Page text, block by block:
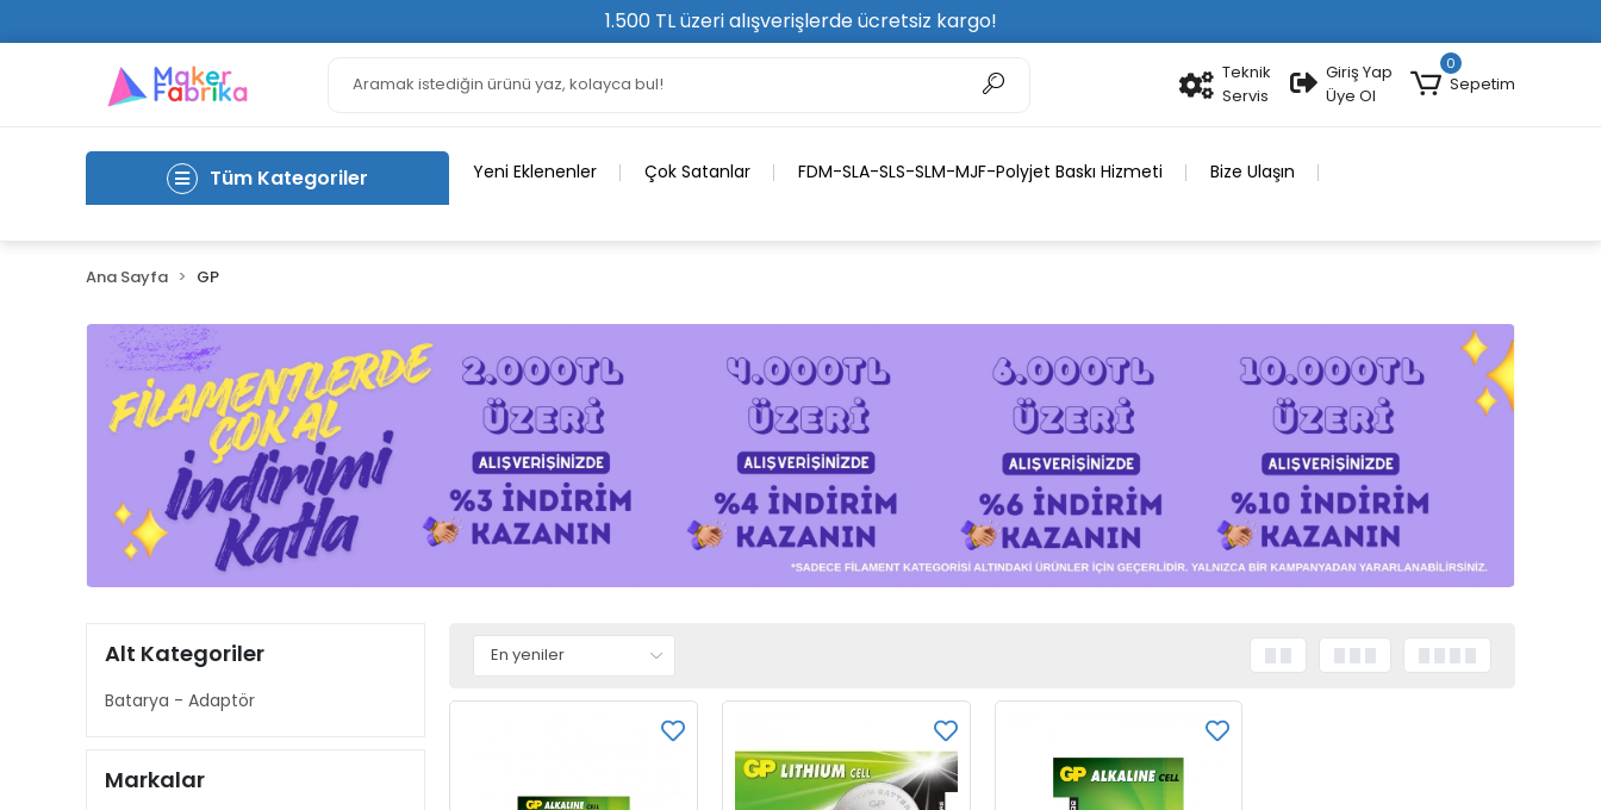
1.500 TL üzeri alışverişlerde ücretsiz kargo!
Teknik
Servis
Giriş Yap
Üye Ol
0
Sepetim
Tüm Kategoriler Yeni Eklenenler Çok Satanlar FDM-SLA-SLS-SLM-MJF-Polyjet Baskı Hizmeti Bize Ulaşın
Ana Sayfa GP
Alt Kategoriler
Batarya - Adaptör
Markalar